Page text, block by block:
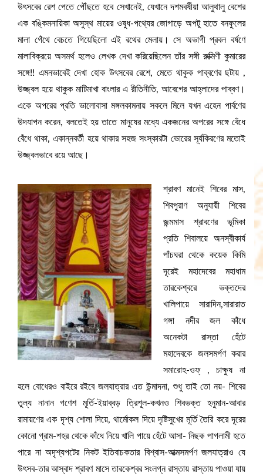
উৎসবের রেশ‌ পেতে পৌঁছতে হবে সেখানেই, যেখানে দশমবর্ষীয়া আলুথালু বেশের
এক বঙ্কিমনায়িকা অসুস্থ মায়ের ওষুধ-পথ্যের জোগাড়ে অপটু হাতে বনফুলের
মালা গেঁথে বেচতে গিয়েছিলো এই রথের মেলায়। সে অভাগী প্রবল বর্ষণে
মালাবিক্রয়ে অসমর্থ হলেও লেখক দেখা করিয়েছিলেন তাঁর সঙ্গী রুক্মিণী কুমারের
সঙ্গে!! এমনভাবেই দেখা হোক উৎসবের রেশে, মেতে থাকুক পাব্বণের ছটায় ,‌
উজ্জ্বল হয়ে থাকুক মাটিমাখা বাংলার এ রীতিনীতি, আবেগের আহ্লাদের পাব্বণ।
একে অপরের প্রতি ভালোবাসা মঙ্গলকামনায় সকলে মিলে যখন এহেন পার্বণের
উদযাপন করেন, বলতেই হয় তাতে মানুষের মধ্যে একজনের অপরের সঙ্গে বেঁধে
বেঁধে থাকা, একান্নবর্তী হয়ে থাকার সহজ সংস্কারটা ভোরের সূর্যকিরণের মতোই
উজ্জ্বলভাবে রয়ে আছে।
শ্রাবণ মানেই শিবের মাস,
শিবপুরাণ অনুযায়ী শিবের
জন্মমাস শ্রাবণের ভূমিকা
প্রতি শিবালয়ে অনস্বীকার্য
পাঁচঘরা থেকে কয়েক কিমি
দূরেই মহাদেবের মহাধাম
তারকেশ্বরে ভক্তদের
খালিপায়ে সারাদিন,সারারাত
গঙ্গা নদীর জল কাঁধে
অনেকটা রাস্তা হেঁটে
মহাদেবকে জলসমর্পণ করার
সমারোহ-ওফ্ , চাক্ষুষ না
হলে বোধেরও বাইরে রইবে জলযাত্রার এত উন্মাদনা, শুধু তাই তো নয়- শিবের
তুল্য নানান গণেশ মূর্তি-ইয়াব্বড় ত্রিশূল-কখনও শিবভক্ত হনুমান-আবার
রামায়ণের এক দৃশ্য শোলা দিয়ে, থার্মোকল দিয়ে দৃষ্টিসুখের মূর্তি তৈরি করে দূরের
কোনো গ্রাম-শহর থেকে কাঁধে নিয়ে খালি পায়ে হেঁটে আসা- নিছক পাগলামী হতে
পারে না অদৃশ্যপটের নিকট ইতিবাচকতার বিশ্বাস-আত্মসমর্পণজলযাত্রাও যে
উৎসব-তার আস্বাদ শ্রাবণ মাসে তারকেশ্বর সংলগ্ন রাস্তায় রাস্তায় পাওয়া যায়